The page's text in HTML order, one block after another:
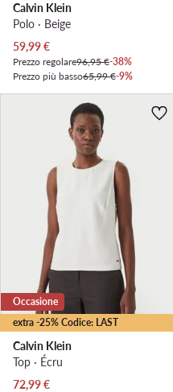
Calvin Klein
Polo · Beige
Prezzo attuale
59,99€
Prezzo regolare96,95 €-38%
Prezzo più basso65,99 €-9%
extra -25% Codice: LAST
Occasione
Calvin Klein
Top · Écru
Prezzo attuale
72,99€